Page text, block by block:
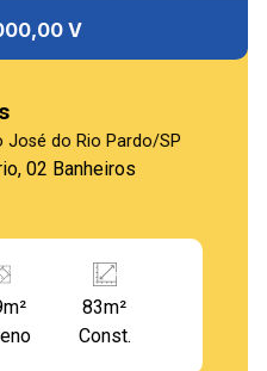
V
José do Rio Pardo/SP
02 Banheiros
83m²
Const.